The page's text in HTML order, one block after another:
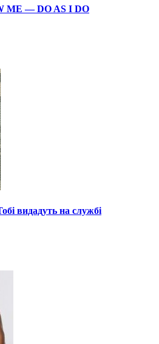
ME — DO AS I DO
видадуть на службі